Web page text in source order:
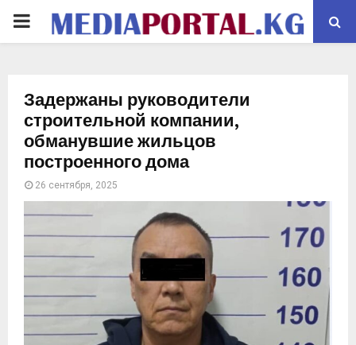
PRIMARY
Задержаны руководители
строительной компании,
обманувшие жильцов
построенного дома
26 сентября, 2025